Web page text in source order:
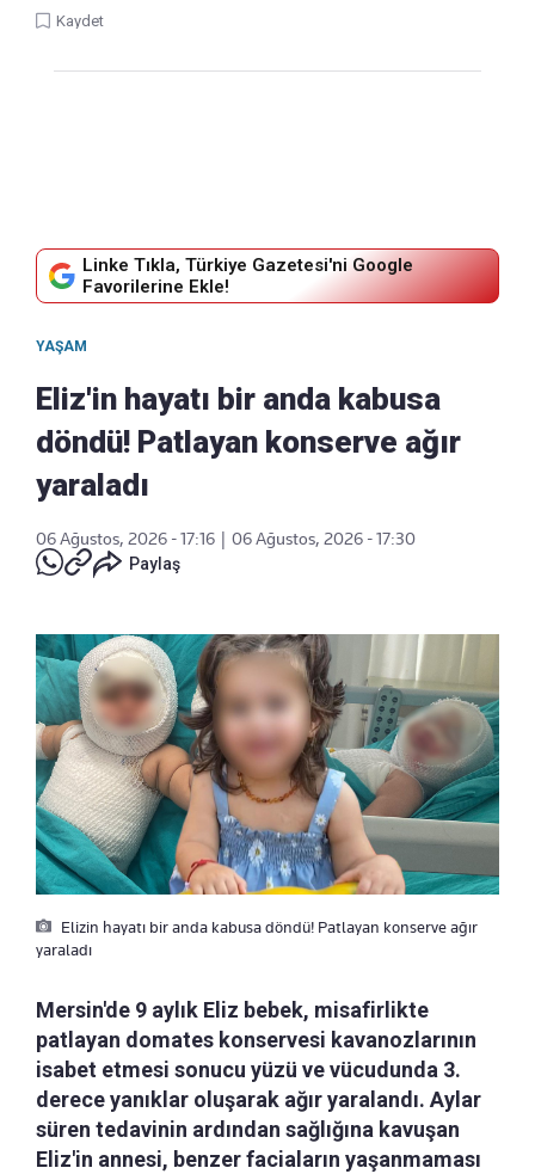
Kaydet
Linke Tıkla, Türkiye Gazetesi'ni Google
Favorilerine Ekle!
YAŞAM
Eliz'in hayatı bir anda kabusa
döndü! Patlayan konserve ağır
yaraladı
06 Ağustos, 2026 - 17:16 | 06 Ağustos, 2026 - 17:30
Paylaş
Elizin hayatı bir anda kabusa döndü! Patlayan konserve ağır
yaraladı
Mersin'de 9 aylık Eliz bebek, misafirlikte
patlayan domates konservesi kavanozlarının
isabet etmesi sonucu yüzü ve vücudunda 3.
derece yanıklar oluşarak ağır yaralandı. Aylar
süren tedavinin ardından sağlığına kavuşan
Eliz'in annesi, benzer faciaların yaşanmaması